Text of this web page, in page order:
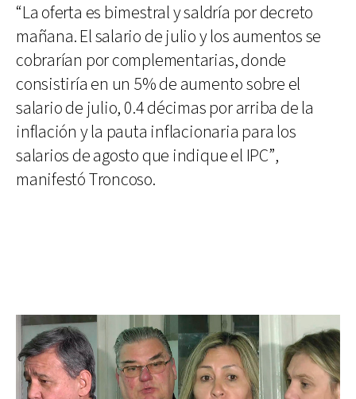
“La oferta es bimestral y saldría por decreto
mañana. El salario de julio y los aumentos se
cobrarían por complementarias, donde
consistiría en un 5% de aumento sobre el
salario de julio, 0.4 décimas por arriba de la
inflación y la pauta inflacionaria para los
salarios de agosto que indique el IPC”,
manifestó Troncoso.